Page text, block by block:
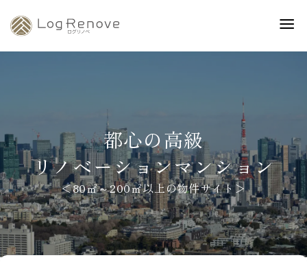
都心の高級
リノベーションマンション
＜80㎡～200㎡以上の物件サイト＞